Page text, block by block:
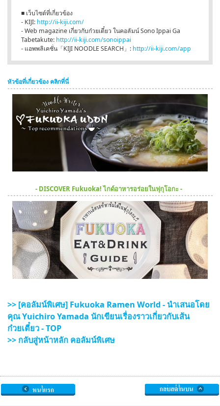
■ เว็บไซต์ที่เกี่ยวข้อง
- KIJI: http://ii-kiji.com/
- Web magazine เกี่ยวกับก๋วยเตี๋ยว ในคอลัมน์ Sono Ippai Ga
Tabetakute: http://ii-kiji.com/sonoippai
- แอพพลิเคชั่น「KIJI NOODLE SEARCH」: http://ii-kiji.com/app
หัวข้อที่เกี่ยวข้อง คลิกที่นี่
- DISCOVER Fukuoka! ไกด์อาหารอร่อยในฟุกุโอกะ -
>> [คอลัมน์พิเศษ] Fukuoka Ramen World - นำเสนอโดย
คุณ Yuichiro Yamada นักเขียนเรื่องราวเกี่ยวกับเส้น
ก๋วยเตี๋ยว - TOP
>> กลับสู่หน้าหลัก คอลัมน์พิเศษ